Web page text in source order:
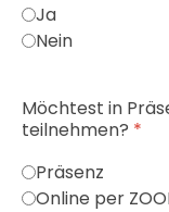
Ja
Nein
Möchtest in
teilnehmen? *
Präsenz
Online per